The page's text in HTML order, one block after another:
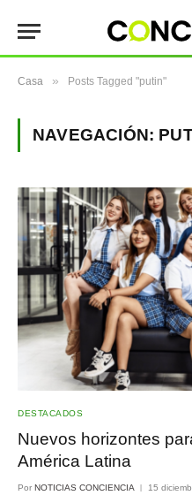
Casa » Posts Tagged "putin"
NAVEGACIÓN:
DESTACADOS
Nuevos horizontes
América Latina
Por NOTICIAS CONCIENCIA 15